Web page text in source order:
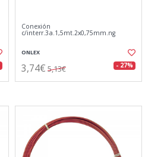
Conexión
c/interr.3a.1,5mt.2x0,75mm.ng
ONLEX
3,74€ 5,13€ - 27%